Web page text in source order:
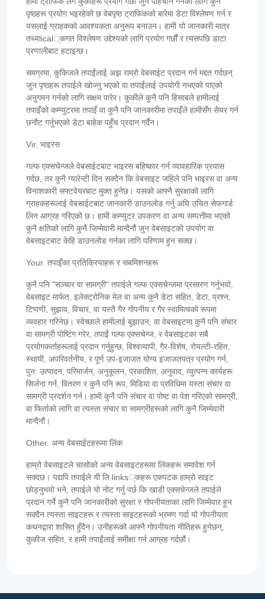
पृष्ठहरू प्रयोग भइरहेको छ वेबपृष्ठ ट्राफिकको बारेमा डेटा विश्लेषण गर्न र
यसलाई ग्राहकको आवश्यकता अनुरूप बनाउन। हामी यो जानकारी मात्र
तथ्याical्कगत विश्लेषण उद्देश्यको लागि प्रयोग गर्छौं र त्यसपछि डाटा
प्रणालीबाट हटाइन्छ।
समग्रमा, कुकिजले तपाईंलाई अझ राम्रो वेबसाईट प्रदान गर्न मद्दत गर्दछन्
जुन पृष्ठहरू तपाईले खोज्नु भएको वा तपाईंलाई उपयोगी नभएको पाएको
अनुगमन गर्नको लागि सक्षम पारेर। कुकीले कुनै पनि हिसाबले हामीलाई
तपाइँको कम्प्युटरमा तपाइँ वा कुनै पनि जानकारीमा तपाइँले हामीसँग सेयर गर्न
छनौट गर्नुभएको डेटा बाहेक पहुँच प्रदान गर्दैन।
Vir. भाइरस
गल्फ एक्सचेन्जले वेबसाईटबाट भाइरस बहिष्कार गर्न व्यावहारिक प्रयास
गर्दछ, तर कुनै ग्यारेन्टी दिन सक्दैन कि वेबसाइट जहिले पनि भाइरस वा अन्य
विनाशकारी सफ्टवेयरबाट मुक्त हुनेछ। यसको आफ्नै सुरक्षाको लागि
ग्राहकहरूलाई वेबसाईटबाट जानकारी डाउनलोड गर्नु अघि उचित सेफगार्ड
लिन आग्रह गरिएको छ। हामी कम्प्युटर उपकरण वा अन्य सम्पत्तीमा भएको
कुनै क्षतिको लागि कुनै जिम्मेवारी मान्दैनौं जुन वेबसाइटको उपयोग वा
वेबसाइटबाट केहि डाउनलोड गर्नका लागि परिणाम हुन सक्छ।
Your. तपाइँका प्रतिक्रियाहरू र सबमिशनहरू
कुनै पनि "सञ्चार वा सामग्री" तपाईले गल्फ एक्सचेन्जमा प्रसारण गर्नुभयो,
वेबसाइट मार्फत, इलेक्ट्रोनिक मेल वा अन्य कुनै डेटा सहित, डेटा, प्रश्न,
टिप्पणी, सुझाव, विचार, वा यस्तै गैर गोपनीय र गैर स्वामित्वको रूपमा
व्यवहार गरिनेछ। स्वेच्छाले हामीलाई बुझाउन, वा वेबसाइटमा कुनै पनि संचार
वा सामग्री पोष्टिंग गरेर, तपाईं गल्फ एक्सचेन्ज, र वेबसाइटका सबै
प्रयोगकर्ताहरूलाई प्रदान गर्नुहुन्छ, विश्वव्यापी, गैर-विशेष, रोयल्टी-रहित,
स्थायी, अपरिवर्तनीय, र पूर्ण उप-इजाजत योग्य इजाजतपत्र प्रयोग गर्न,
पुन: उत्पादन, परिमार्जन, अनुकूलन, प्रकाशित, अनुवाद, व्युत्पन्न कार्यहरू
सिर्जना गर्न, वितरण र कुनै पनि रूप, मिडिया वा प्रविधिमा यस्ता संचार वा
सामग्री प्रदर्शन गर्न। हामी कुनै पनि संचार वा पोष्ट वा पेश गरिएको सामग्री,
वा फिर्ताको लागि वा त्यस्ता संचार वा सामग्रीहरूको लागि कुनै जिम्मेवारी
मान्दैनौं।
Other. अन्य वेबसाईटहरूमा लिंक
हाम्रो वेबसाइटले चासोको अन्य वेबसाइटहरूमा लिंकहरू समावेश गर्न
सक्दछ। यद्यपि तपाईले यी लि links्कहरू एकपटक हाम्रो साइट
छोड्नुभयो भने, तपाईले यो नोट गर्नु पर्छ कि खाडी एक्सचेन्जले तपाईले
प्रदान गर्ने कुनै पनि जानकारीको सुरक्षा र गोपनीयताका लागि जिम्मेवार हुन
सक्दैन त्यस्ता साइटहरू र त्यस्ता साइटहरूको भ्रमण गर्दा यो गोपनीयता
कथनद्वारा शासित हुँदैन। उनीहरूको आफ्नै गोपनीयता नीतिहरू हुनेछन्,
कुकीज सहित, र हामी तपाईंलाई समीक्षा गर्न आग्रह गर्दछौं।